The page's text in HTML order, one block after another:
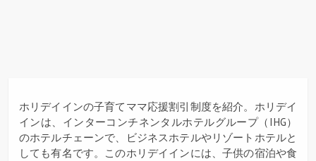
ホリデイインの子育てママ応援割引制度を紹介。ホリデイ
インは、インターコンチネンタルホテルグループ（IHG）
のホテルチェーンで、ビジネスホテルやリゾートホテルと
しても有名です。このホリデイインには、子供の宿泊や食